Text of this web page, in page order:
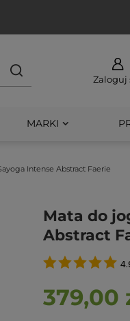
Zaloguj
MARKI
Intense Abstract Faerie
Mata do
Abstract
379,00